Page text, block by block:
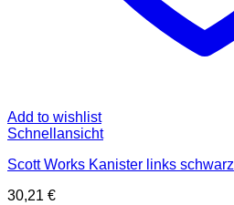
Add to wishlist
Schnellansicht
Scott Works Kanister links schwarz
30,21 €